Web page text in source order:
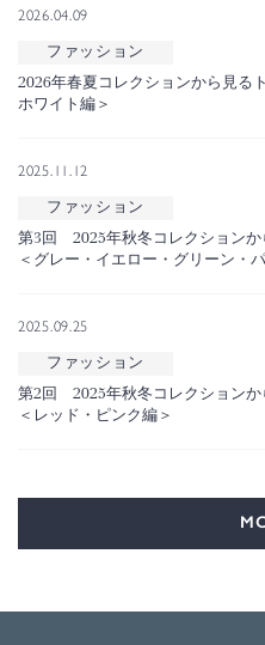
2026.04.09
ファッション
2026年春夏コレクションから見る
ホワイト編＞
2025.11.12
ファッション
第3回 2025年秋冬コレクションか
＜グレー・イエロー・グリーン・
2025.09.25
ファッション
第2回 2025年秋冬コレクションか
＜レッド・ピンク編＞